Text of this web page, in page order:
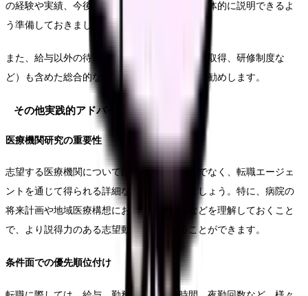
の経験や実績、今後期待される貢献度などを具体的に説明できるよ
う準備しておきましょう。
また、給与以外の待遇面（夜勤回数、有給休暇取得、研修制度な
ど）も含めた総合的な条件交渉を行うことをお勧めします。
その他実践的アドバイス
医療機関研究の重要性
志望する医療機関については、公開情報だけでなく、転職エージェ
ントを通じて得られる詳細な情報も活用しましょう。特に、病院の
将来計画や地域医療構想における位置づけなどを理解しておくこと
で、より説得力のある志望動機を形成することができます。
条件面での優先順位付け